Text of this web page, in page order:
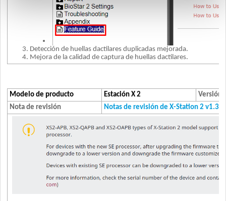
Detección de huellas dactilares duplicadas mejorada.
Mejora de la calidad de captura de huellas dactilares.
Modelo de producto Estación X 2
Versión
Nota de revisión
Notas de revisión de X-Station 2 v1.3.0